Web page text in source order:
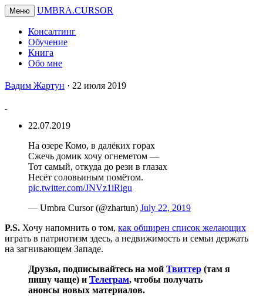
Меню UMBRA.CURSOR
Консалтинг
Обучение
Книга
Обо мне
Вадим
Вадим Жартун · 22 июля 2019
22.07.2019
На озере Комо, в далёких горах
Сжечь домик хочу огнеметом —
Тот самый, откуда до рези в глазах
Несёт соловьиным помётом.
pic.twitter.com/JNVz1iRigu
— Umbra Cursor (@zhartun) July 22, 2019
P.S. Хочу напомнить о том, как обширен список желающих
играть в патриотизм здесь, а недвижимость и семьи держать
на загнивающем Западе.
Друзья, подписывайтесь на мой Твиттер (там я
пишу чаще) и Телеграм, чтобы получать
анонсы новых материалов.